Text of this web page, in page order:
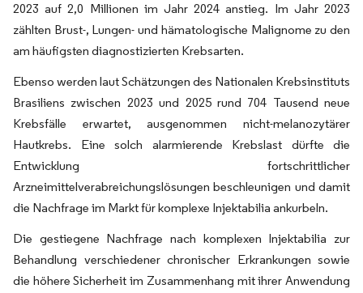
2023 auf 2,0 Millionen im Jahr 2024 anstieg. Im Jahr 2023
zählten Brust-, Lungen- und hämatologische Malignome zu den
am häufigsten diagnostizierten Krebsarten.
Ebenso werden laut Schätzungen des Nationalen Krebsinstituts
Brasiliens zwischen 2023 und 2025 rund 704 Tausend neue
Krebsfälle erwartet, ausgenommen nicht-melanozytärer
Hautkrebs. Eine solch alarmierende Krebslast dürfte die
Entwicklung fortschrittlicher
Arzneimittelverabreichungslösungen beschleunigen und damit
die Nachfrage im Markt für komplexe Injektabilia ankurbeln.
Die gestiegene Nachfrage nach komplexen Injektabilia zur
Behandlung verschiedener chronischer Erkrankungen sowie
die höhere Sicherheit im Zusammenhang mit ihrer Anwendung